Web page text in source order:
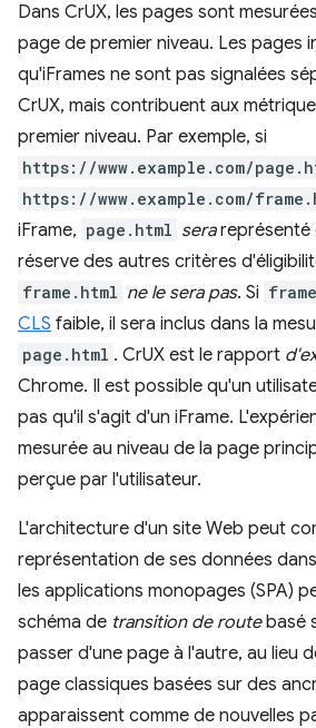
Dans CrUX, les pages sont
page de premier niveau. Les pages
qu'iFrames ne sont pas signalées
CrUX, mais contribuent aux
premier niveau. Par exemple, si
https://www.example.com/
https://www.example.com/
iFrame, page.html serareprésenté
réserve des autres critères
frame.html ne le sera pas. Si
CLS faible, il sera inclus dans la
page.html . CrUX est le rapport
Chrome. Il est possible qu'un
pas qu'il s'agit d'un iFrame.
mesurée au niveau de la page
perçue par l'utilisateur.
L'architecture d'un site Web peut
représentation de ses données
les applications monopages (SPA)
schéma de transition de routebasé
passer d'une page à l'autre, au lieu
page classiques basées sur des
apparaissent comme de nouvelles